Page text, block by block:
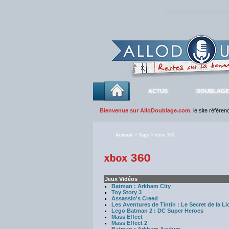
ACTUS
Bienvenue sur AlloDoublage.com , le site
Accueil > Tags > xbox 360
Jeux Vidéos
Batman : Arkham City
Toy Story 3
Assassin's Creed
Les Aventures de Tintin : Le Secret de la
Lego Batman 2 : DC Super Heroes
Mass Effect
Mass Effect 2